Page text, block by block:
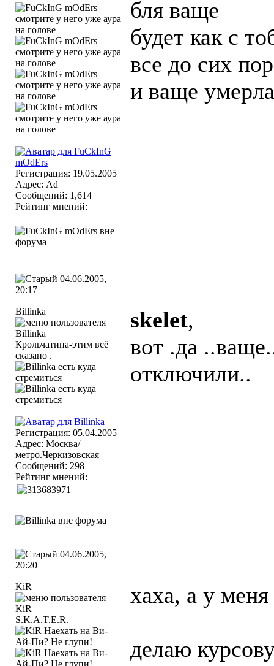
Регистрация: 19.05.2005
Адрес: Ad
Сообщений: 1,614
Рейтинг мнений:
бля ваще
будет как с
все до сих
и ваще
04.06.2005,
20:17
Billinka
Крольчатина-этим всё
сказано .
Регистрация: 05.04.2005
Адрес: Москва/
метро.Черкизовская
Сообщений: 298
Рейтинг мнений:
skelet,
вот .да
отключили..
04.06.2005,
20:20
KiR
S.K.A.T.E.R.
хаха, а у
делаю